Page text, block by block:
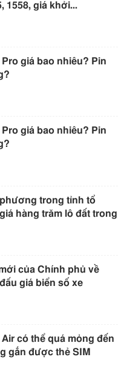
1558, giá khởi...
Pro giá bao nhiêu? Pin
Pro giá bao nhiêu? Pin
trong tỉnh tổ
hàng trăm lô đất trong
của Chính phủ về
giá biển số xe
Air có thể quá mỏng đến
gắn được thẻ SIM